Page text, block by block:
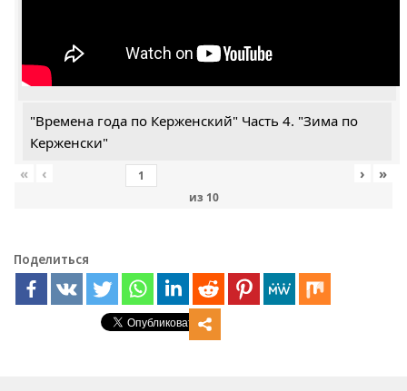
"Времена года по Керженский" Часть 4. "Зима по
Керженски"
«
‹
из 10
› »
Поделиться